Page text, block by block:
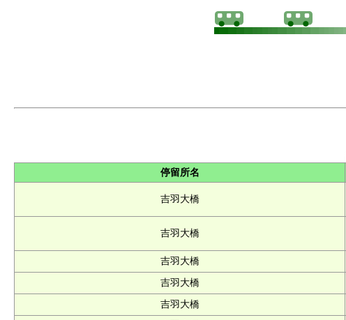
停留所名
吉羽大橋
吉羽大橋
吉羽大橋
吉羽大橋
吉羽大橋